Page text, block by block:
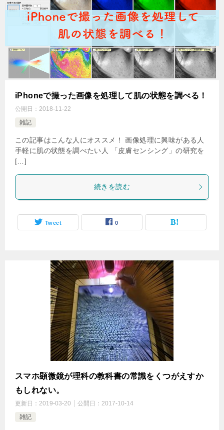
iPhoneで撮った画像を処理して肌の状態を調べる！
公開日： 2018-11-22
雑記
この記事はこんな人にオススメ！ 画像処理に興味がある人
手軽に肌の状態を調べたい人 「皮膚センシング」の研究を
[…]
続きを読む
Tweet 0
スマホ顕微鏡が理科の教科書の常識をくつがえすか
もしれない。
更新日： 2019-03-20 公開日： 2017-10-14
雑記